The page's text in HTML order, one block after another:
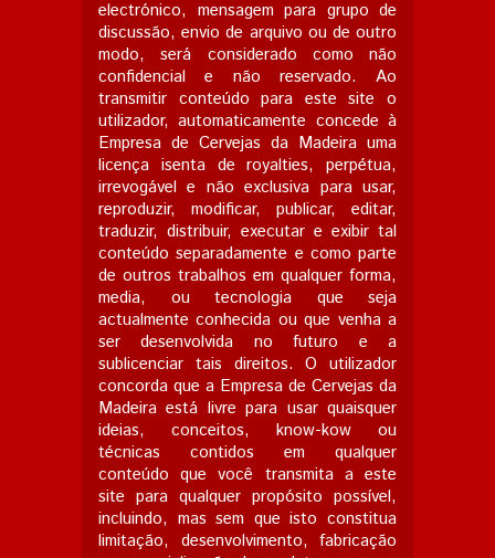
electrónico, mensagem para grupo de
discussão, envio de arquivo ou de outro
modo, será considerado como não
confidencial e não reservado. Ao
transmitir conteúdo para este site o
utilizador, automaticamente concede à
Empresa de Cervejas da Madeira uma
licença isenta de royalties, perpétua,
irrevogável e não exclusiva para usar,
reproduzir, modificar, publicar, editar,
traduzir, distribuir, executar e exibir tal
conteúdo separadamente e como parte
de outros trabalhos em qualquer forma,
media, ou tecnologia que seja
actualmente conhecida ou que venha a
ser desenvolvida no futuro e a
sublicenciar tais direitos. O utilizador
concorda que a Empresa de Cervejas da
Madeira está livre para usar quaisquer
ideias, conceitos, know-kow ou
técnicas contidos em qualquer
conteúdo que você transmita a este
site para qualquer propósito possível,
incluindo, mas sem que isto constitua
limitação, desenvolvimento, fabricação